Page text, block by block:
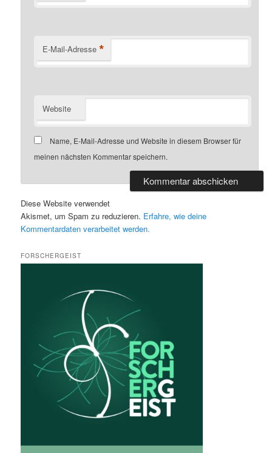
E-Mail-Adresse *
Website
Name, E-Mail-Adresse und Website in diesem Browser für
meinen nächsten Kommentar speichern.
Diese Website verwendet
Akismet, um Spam zu reduzieren. Erfahre, wie deine
Kommentardaten verarbeitet werden.
FORSCHERGEIST